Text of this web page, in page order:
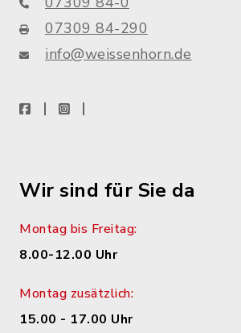
07309 84-290
info@weissenhorn.de
facebookinstagram
Wir sind für Sie da
Montag bis Freitag:
8.00-12.00 Uhr
Montag zusätzlich:
15.00 - 17.00 Uhr